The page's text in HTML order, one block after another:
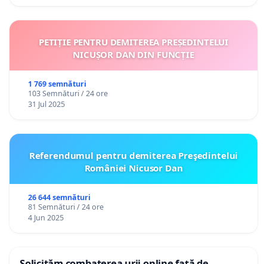
PETIȚIE PENTRU DEMITEREA PREȘEDINTELUI
NICUȘOR DAN DIN FUNCȚIE
1 769 semnături
103 Semnături / 24 ore
31 Jul 2025
Referendumul pentru demiterea Preşedintelui
României Nicusor Dan
26 644 semnături
81 Semnături / 24 ore
4 Jun 2025